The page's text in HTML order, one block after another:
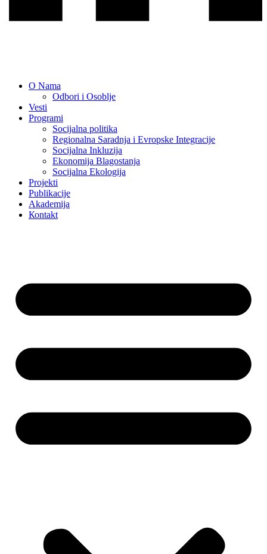
O Nama
Odbori i Osoblje
Vesti
Programi
Socijalna politika
Regionalna Saradnja i Evropske Integracije
Socijalna Inkluzija
Ekonomija Blagostanja
Socijalna Ekologija
Projekti
Publikacije
Akademija
Коntakt